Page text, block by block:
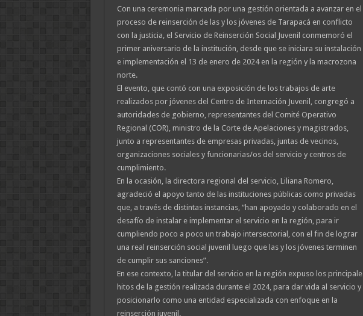
Con una ceremonia marcada por una gestión orientada a avanzar en el
proceso de reinserción de las y los jóvenes de Tarapacá en conflicto
con la justicia, el Servicio de Reinserción Social Juvenil conmemoró el
primer aniversario de la institución, desde que se iniciara su instalación
e implementación el 13 de enero de 2024 en la región y la macrozona
norte.
El evento, que contó con una exposición de los trabajos de arte
realizados por jóvenes del Centro de Internación Juvenil, congregó a
autoridades de gobierno, representantes del Comité Operativo
Regional (COR), ministro de la Corte de Apelaciones y magistrados,
junto a representantes de empresas privadas, juntas de vecinos,
organizaciones sociales y funcionarias/os del servicio y centros de
cumplimiento.
En la ocasión, la directora regional del servicio, Liliana Romero,
agradeció el apoyo tanto de las instituciones públicas como privadas
que, a través de distintas instancias, “han apoyado y colaborado en el
desafío de instalar e implementar el servicio en la región, para ir
cumpliendo poco a poco un trabajo intersectorial, con el fin de lograr
una real reinserción social juvenil luego que las y los jóvenes terminen
de cumplir sus sanciones”.
En ese contexto, la titular del servicio en la región expuso los
hitos de la gestión realizada durante el 2024, para dar vida al servicio y
posicionarlo como una entidad especializada con enfoque en la
reinserción juvenil.